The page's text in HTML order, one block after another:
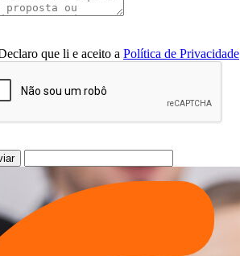
que li e aceito a Política de Privacidade